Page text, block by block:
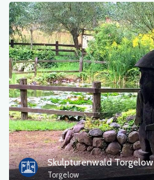
Skulpturenwald Torgelow
Torgelow
Historische Kirchen
Fotos
Sonstiges
sortieren nach